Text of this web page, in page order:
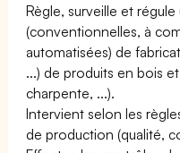
Règle, surveille et
(conventionnelles, à
automatisées) de
...) de produits en bois
charpente, ...).
Intervient selon les
de production (qualité,